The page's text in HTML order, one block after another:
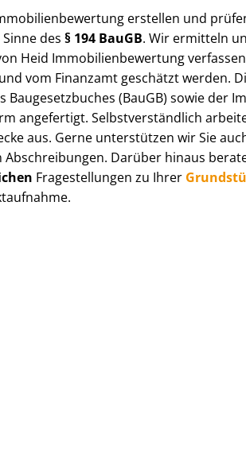
erstellen und
Sinne des§ 194 BauGB. Wir ermitteln
Heid Im­mo­bi­li­en­be­wer­tung verfassen
vom Finanzamt geschätzt werden.
Baugesetzbuches (BauGB) sowie
angefertigt. Selbst­ver­ständ­lich
aus. Gerne unterstützen wir Sie
Darüber hinaus
Fragestellungen zu Ihrer